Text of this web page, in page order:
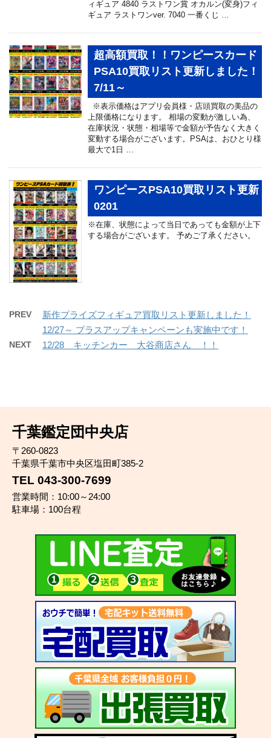
ィギュア 4840 ラストワン賞 オカルン(変身)フィ
ギュア ラストワンver. 7040 一番くじ …
超高額買取！！ワンピースカード
PSA10買取リスト更新しました！
7/11～
※表示価格はアプリ会員様・店頭買取の美品の
上限価格になります。 相場の変動が激しい為、
在庫状況・状態・相場等で金額が予告なく大きく
変動する場合がございます。PSAは、おひとり様
最大で1日 …
ワンピースPSA10買取リスト更新
0201
※在庫、状態によって当日であっても金額が上下
する場合がございます。 予めご了承ください。
PREV
新作プライズフィギュア買取リスト更新しました！
12/27～ プラスアップキャンペーンも実施中です！
NEXT 12/28 キッチンカー 大谷商店さん ！！
千葉鑑定団中央店
〒260-0823
千葉県千葉市中央区塩田町385-2
TEL 043-300-7699
営業時間：10:00～24:00
駐車場：100台程